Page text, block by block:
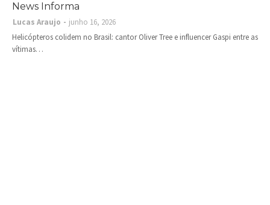
News Informa
Lucas Araujo
junho 16, 2026
Helicópteros colidem no Brasil: cantor Oliver Tree e influencer Gaspi entre as
vítimas…